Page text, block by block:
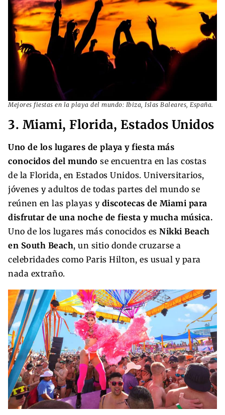
Mejores fiestas en la playa del mundo: Ibiza, Islas Baleares, España.
3. Miami, Florida, Estados Unidos
Uno de los lugares de playa y fiesta más
conocidos del mundo se encuentra en las costas
de la Florida, en Estados Unidos. Universitarios,
jóvenes y adultos de todas partes del mundo se
reúnen en las playas y discotecas de Miami para
disfrutar de una noche de fiesta y mucha música.
Uno de los lugares más conocidos es Nikki Beach
en South Beach, un sitio donde cruzarse a
celebridades como Paris Hilton, es usual y para
nada extraño.